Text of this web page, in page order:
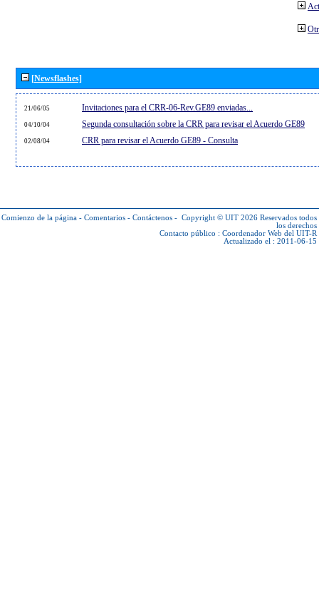
[Newsflashes]
21/06/05 Invitaciones para el CRR-06-Rev.GE89 enviadas...
04/10/04 Segunda consultación sobre la CRR para revisar el Acuerdo GE89
02/08/04 CRR para revisar el Acuerdo GE89 - Consulta
Comienzo de la página - Comentarios - Contáctenos - Copyright © UIT 2026 Reservados todos
los derechos
Contacto público : Coordenador Web del UIT-R
Actualizado el : 2011-06-15